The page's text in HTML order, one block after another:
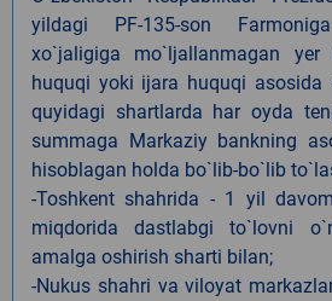
yildagi PF-135-son
xo`jaligiga mo`ljallanmagan yer
huquqi yoki ijara huquqi
quyidagi shartlarda har oyda
summaga Markaziy bankning
hisoblagan holda bo`lib-bo`lib
-Toshkent shahrida - 1 yil
miqdorida dastlabgi to`lovni
amalga oshirish sharti bilan;
-Nukus shahri va viloyat